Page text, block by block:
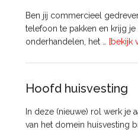
Ben jij commercieel
telefoon te pakken en krijg je
onderhandelen, het …
[bekijk
Hoofd huisvesting
In deze (nieuwe) rol werk je
van het domein huisvesting